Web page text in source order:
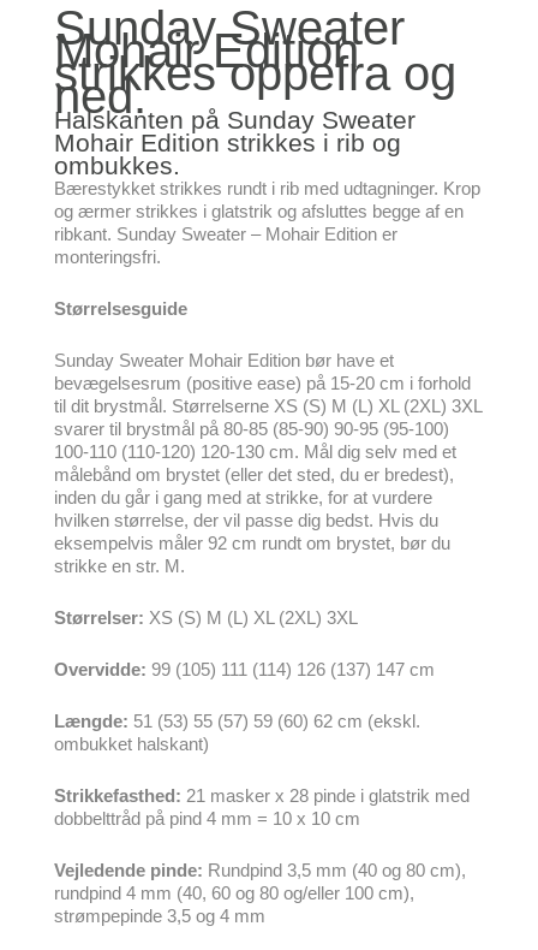
Sunday Sweater
Mohair Edition
strikkes oppefra og
ned.
Halskanten på Sunday Sweater
Mohair Edition strikkes i rib og
ombukkes.
Bærestykket strikkes rundt i rib med udtagninger. Krop
og ærmer strikkes i glatstrik og afsluttes begge af en
ribkant. Sunday Sweater – Mohair Edition er
monteringsfri.
Størrelsesguide
Sunday Sweater Mohair Edition bør have et
bevægelsesrum (positive ease) på 15-20 cm i forhold
til dit brystmål. Størrelserne XS (S) M (L) XL (2XL) 3XL
svarer til brystmål på 80-85 (85-90) 90-95 (95-100)
100-110 (110-120) 120-130 cm. Mål dig selv med et
målebånd om brystet (eller det sted, du er bredest),
inden du går i gang med at strikke, for at vurdere
hvilken størrelse, der vil passe dig bedst. Hvis du
eksempelvis måler 92 cm rundt om brystet, bør du
strikke en str. M.
Størrelser: XS (S) M (L) XL (2XL) 3XL
Overvidde: 99 (105) 111 (114) 126 (137) 147 cm
Længde: 51 (53) 55 (57) 59 (60) 62 cm (ekskl.
ombukket halskant)
Strikkefasthed: 21 masker x 28 pinde i glatstrik med
dobbelttråd på pind 4 mm = 10 x 10 cm
Vejledende pinde: Rundpind 3,5 mm (40 og 80 cm),
rundpind 4 mm (40, 60 og 80 og/eller 100 cm),
strømpepinde 3,5 og 4 mm